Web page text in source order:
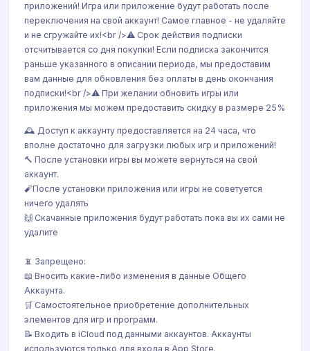
приложений! Игра или приложение будут работать после
переключения на свой аккаунт! Самое главное - не удаляйте
и не сгружайте их!<br />⚠️ Срок действия подписки
отсчитывается со дня покупки! Если подписка закончится
раньше указанного в описании периода, мы предоставим
вам данные для обновления без оплаты в день окончания
подписки!<br />⚠️ При желании обновить игры или
приложения мы можем предоставить скидку в размере 25%
🕰 Доступ к аккаунту предоставляется на 24 часа, что
вполне достаточно для загрузки любых игр и приложений!
🔨 После установки игры вы можете вернуться на свой
аккаунт.
🧨После установки приложения или игры не советуется
ничего удалять
🙌 Скачанные приложения будут работать пока вы их сами не
удалите
📵 Запрещено:
📖 Вносить какие-либо изменения в данные Общего
Аккаунта.
🛒 Самостоятельное приобретение дополнительных
элементов для игр и программ.
📝 Входить в iCloud под данными аккаунтов. Аккаунты
используются только для входа в App Store.